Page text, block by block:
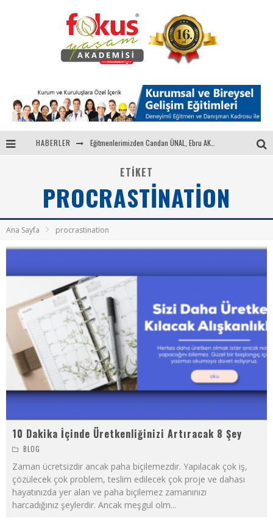
HABERLER Eğitmenlerimizden Candan ÜNAL, Ebru AKEL'le Kadın İsterse 68.Bölüm Konuğuydu
Parasını Veren 1'inci
Fokus Yaşam Akademisi 15. Yılında Gençleri Nasa, Harvard, Yale ile Buluşturacak!
ETIKET
PROCRASTINATION
Ana Sayfa procrastination
10 Dakika İçinde Üretkenliğinizi Artıracak 8 Şey
BLOG
Zaman ücretsizdir ancak paha biçilemezdir. Yapılacak çok iş,
çözülecek çok problem, teslim edilecek çok proje ve dahası
hayatınızda yer alan ve paha biçilemez zamanınızı
harcadığınız şeylerdir. Ancak meşgul olm...